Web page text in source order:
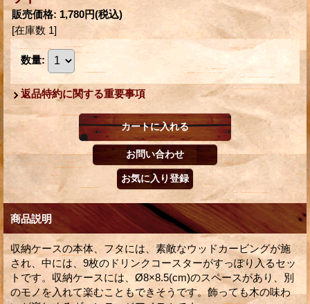
販売価格: 1,780円(税込)
[在庫数 1]
数量:
返品特約に関する重要事項
商品説明
収納ケースの本体、フタには、素敵なウッドカービングが施
され、中には、9枚のドリンクコースターがすっぽり入るセッ
トです。収納ケースには、Ø8×8.5(cm)のスペースがあり、別
のモノを入れて楽むこともできそうです。飾っても木の味わ